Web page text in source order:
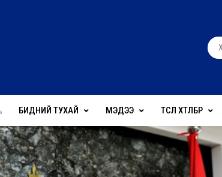
БИДНИЙ ТУХАЙ МЭДЭЭ ТӨСӨЛ ХӨТӨЛБӨР